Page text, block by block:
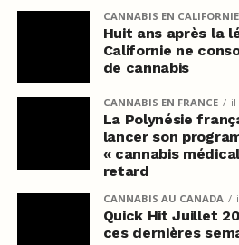
CANNABIS EN CALIFORNIE
Huit ans après la
Californie ne
de cannabis
CANNABIS EN FRANCE il
La Polynésie
lancer son
« cannabis
retard
CANNABIS AU CANADA
Quick Hit Juillet
ces dernières